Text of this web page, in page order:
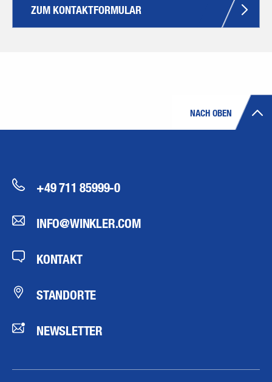
ZUM KONTAKTFORMULAR
NACH OBEN
+49 711 85999-0
INFO@WINKLER.COM
KONTAKT
STANDORTE
NEWSLETTER